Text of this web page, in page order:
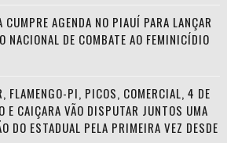
CUMPRE AGENDA NO PIAUÍ PARA LANÇAR
NACIONAL DE COMBATE AO FEMINICÍDIO
FLAMENGO-PI, PICOS, COMERCIAL, 4 DE
E CAIÇARA VÃO DISPUTAR JUNTOS UMA
DO ESTADUAL PELA PRIMEIRA VEZ DESDE